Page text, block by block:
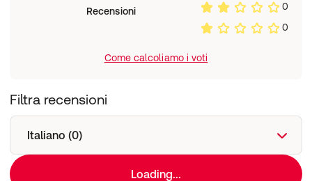
Recensioni
0
0
Come calcoliamo i voti
Filtra recensioni
Italiano (0)
Loading...